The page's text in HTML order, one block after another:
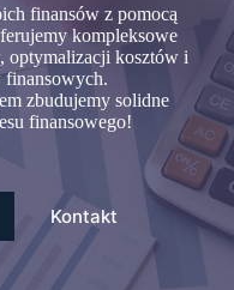
finansów z pomocą
kompleksowe
optymalizacji kosztów i
zbudujemy solidne
finansowego!
Kontakt